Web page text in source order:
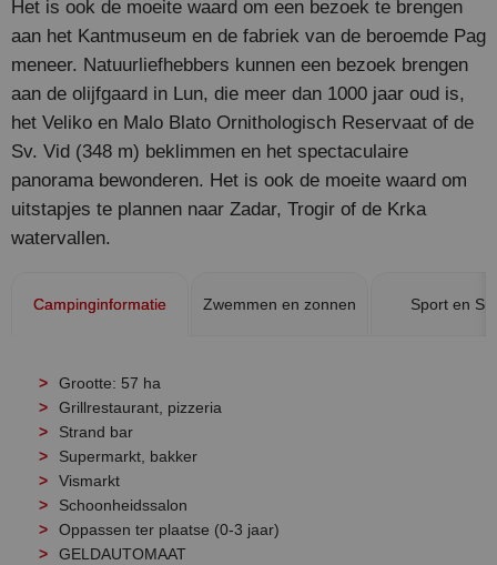
Het is ook de moeite waard om een bezoek te brengen
aan het Kantmuseum en de fabriek van de beroemde Pag
meneer. Natuurliefhebbers kunnen een bezoek brengen
aan de olijfgaard in Lun, die meer dan 1000 jaar oud is,
het Veliko en Malo Blato Ornithologisch Reservaat of de
Sv. Vid (348 m) beklimmen en het spectaculaire
panorama bewonderen. Het is ook de moeite waard om
uitstapjes te plannen naar Zadar, Trogir of de Krka
watervallen.
Campinginformatie Zwemmen en zonnen Sport en
Grootte: 57 ha
Grillrestaurant, pizzeria
Strand bar
Supermarkt, bakker
Vismarkt
Schoonheidssalon
Oppassen ter plaatse (0-3 jaar)
GELDAUTOMAAT